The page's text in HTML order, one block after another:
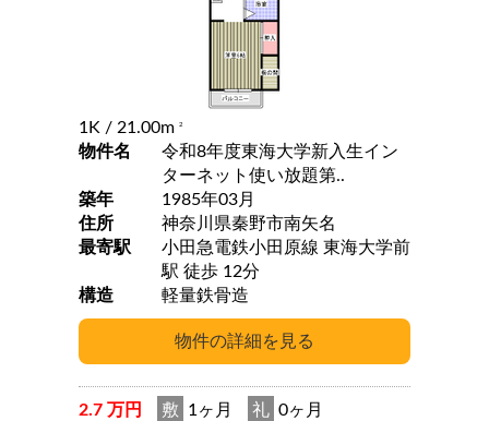
1K / 21.00m 2
物件名
令和8年度東海大学新入生イン
ターネット使い放題第..
築年
1985年03月
住所
神奈川県秦野市南矢名
最寄駅
小田急電鉄小田原線 東海大学前
駅 徒歩 12分
構造
軽量鉄骨造
2.7 万円 敷 1ヶ月 礼 0ヶ月